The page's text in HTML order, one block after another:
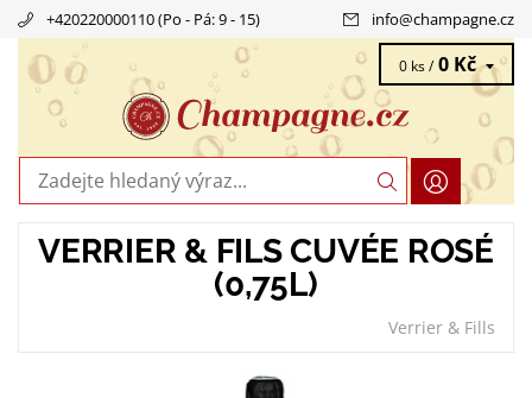
+420220000110 (Po - Pá: 9 - 15) info@champagne.cz
0 ks / 0 Kč
VERRIER & FILS CUVÉE ROSÉ
(0,75L)
Verrier & Fills